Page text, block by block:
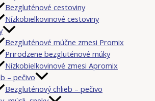
Bezgluténové cestoviny
Nízkobielkovinové cestoviny
Bezgluténové múčne zmesi Promix
Prirodzene bezgluténové múky
Nízkobielkovinové zmesi Apromix
– pečivo
Bezgluténový chlieb – pečivo